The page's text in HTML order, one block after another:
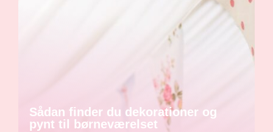
Sådan finder du dekorationer og
pynt til børneværelset